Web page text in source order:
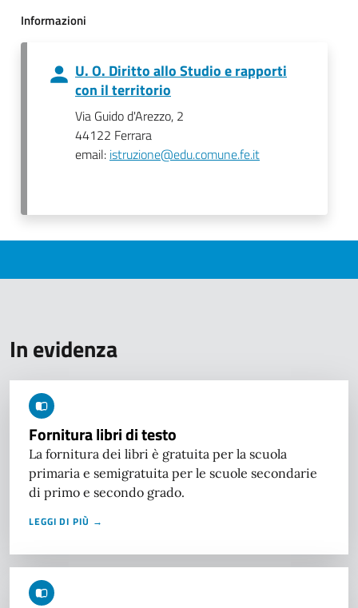
Informazioni
U. O. Diritto allo Studio e rapporti
con il territorio
Via Guido d'Arezzo, 2
44122 Ferrara
email: istruzione@edu.comune.fe.it
In evidenza
Fornitura libri di testo
La fornitura dei libri è gratuita per la scuola
primaria e semigratuita per le scuole secondarie
di primo e secondo grado.
LEGGI DI PIÙ →